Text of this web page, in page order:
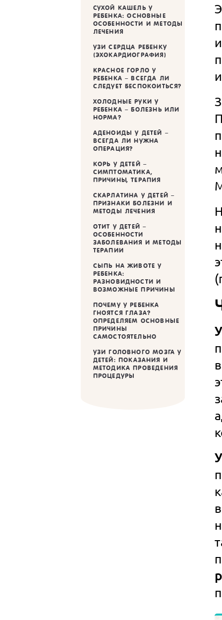
CУХОЙ КАШЕЛЬ У
РЕБЕНКА: ОСНОВНЫЕ
ОСОБЕННОСТИ И МЕТОДЫ
ЛЕЧЕНИЯ
УЗИ СЕРДЦА РЕБЕНКУ
(ЭХОКАРДИОГРАФИЯ)
КРАСНОЕ ГОРЛО У
РЕБЕНКА – ВСЕГДА ЛИ
СЛЕДУЕТ БЕСПОКОИТЬСЯ?
ХОЛОДНЫЕ РУКИ У
РЕБЕНКА – БОЛЕЗНЬ ИЛИ
НОРМА?
АДЕНОИДЫ У ДЕТЕЙ –
ВСЕГДА ЛИ НУЖНА
ОПЕРАЦИЯ?
КОРЬ У ДЕТЕЙ –
СИМПТОМАТИКА,
ПРИЧИНЫ, ТЕРАПИЯ
СКАРЛАТИНА У ДЕТЕЙ –
ПРИЗНАКИ БОЛЕЗНИ И
МЕТОДЫ ЛЕЧЕНИЯ
ОТИТ У ДЕТЕЙ –
ОСОБЕННОСТИ
ЗАБОЛЕВАНИЯ И МЕТОДЫ
ТЕРАПИИ
СЫПЬ НА ЖИВОТЕ У
РЕБЕНКА:
РАЗНОВИДНОСТИ И
ВОЗМОЖНЫЕ ПРИЧИНЫ
ПОЧЕМУ У РЕБЕНКА
ГНОЯТСЯ ГЛАЗА?
ОПРЕДЕЛЯЕМ ОСНОВНЫЕ
ПРИЧИНЫ
САМОСТОЯТЕЛЬНО
УЗИ ГОЛОВНОГО МОЗГА У
ДЕТЕЙ: ПОКАЗАНИЯ И
МЕТОДИКА ПРОВЕДЕНИЯ
ПРОЦЕДУРЫ